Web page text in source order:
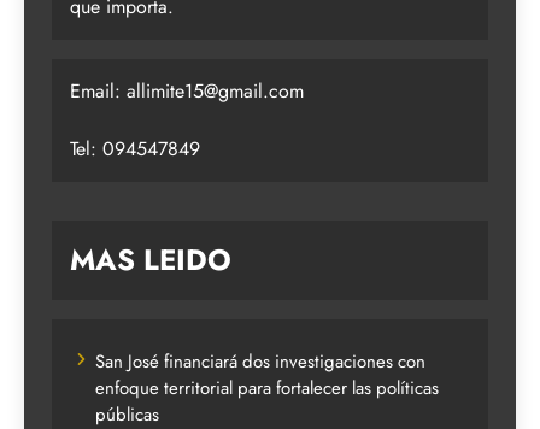
que importa.
Email: allimite15@gmail.com
Tel: 094547849
MAS LEIDO
San José financiará dos investigaciones con
enfoque territorial para fortalecer las políticas
públicas